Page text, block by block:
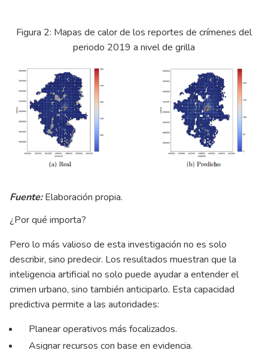
Figura 2: Mapas de calor de los reportes de crímenes del
periodo 2019 a nivel de grilla
Fuente:Elaboración propia.
¿Por qué importa?
Pero lo más valioso de esta investigación no es solo
describir, sino predecir. Los resultados muestran que la
inteligencia artificial no solo puede ayudar a entender el
crimen urbano, sino también anticiparlo. Esta capacidad
predictiva permite a las autoridades:
Planear operativos más focalizados.
Asignar recursos con base en evidencia.